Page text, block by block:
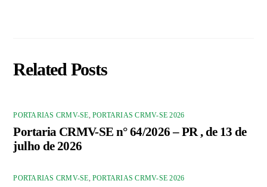
Related Posts
PORTARIAS CRMV-SE, PORTARIAS CRMV-SE 2026
Portaria CRMV-SE n° 64/2026 – PR , de 13 de
julho de 2026
PORTARIAS CRMV-SE, PORTARIAS CRMV-SE 2026